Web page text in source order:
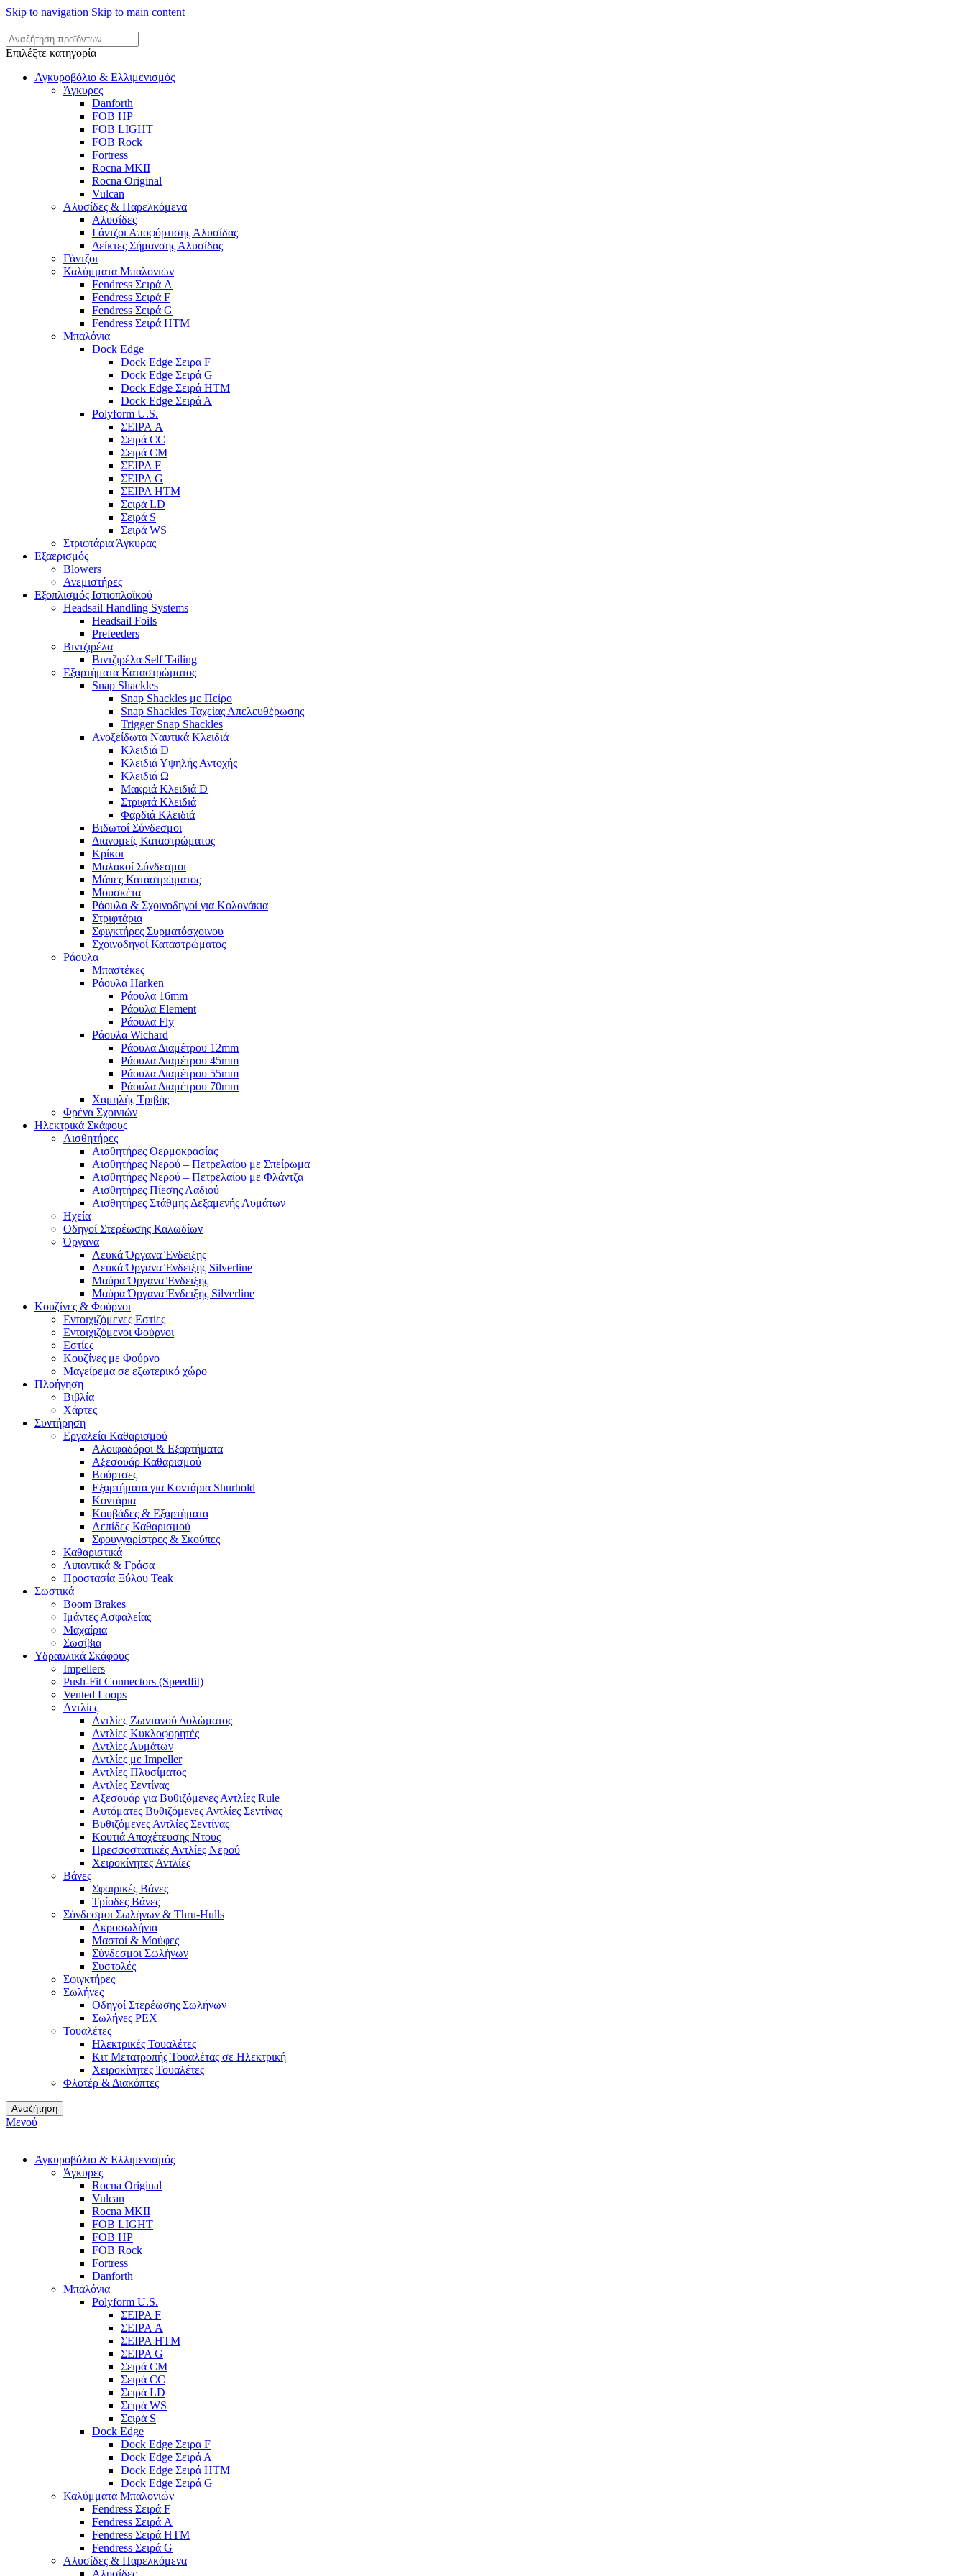
Skip to navigation Skip to main content
Επιλέξτε κατηγορία
Αγκυροβόλιο & Ελλιμενισμός
Άγκυρες
Danforth
FOB HP
FOB LIGHT
FOB Rock
Fortress
Rocna MKII
Rocna Original
Vulcan
Αλυσίδες & Παρελκόμενα
Αλυσίδες
Γάντζοι Αποφόρτισης Αλυσίδας
Δείκτες Σήμανσης Αλυσίδας
Γάντζοι
Καλύμματα Μπαλονιών
Fendress Σειρά A
Fendress Σειρά F
Fendress Σειρά G
Fendress Σειρά HTM
Μπαλόνια
Dock Edge
Dock Edge Σειρα F
Dock Edge Σειρά G
Dock Edge Σειρά HTM
Dock Edge Σειρά Α
Polyform U.S.
ΣΕΙΡΑ A
Σειρά CC
Σειρά CM
ΣΕΙΡΑ F
ΣΕΙΡΑ G
ΣΕΙΡΑ HTM
Σειρά LD
Σειρά S
Σειρά WS
Στριφτάρια Άγκυρας
Εξαερισμός
Blowers
Ανεμιστήρες
Εξοπλισμός Ιστιοπλοϊκού
Headsail Handling Systems
Headsail Foils
Prefeeders
Βιντζιρέλα
Βιντζιρέλα Self Tailing
Εξαρτήματα Καταστρώματος
Snap Shackles
Snap Shackles με Πείρο
Snap Shackles Ταχείας Απελευθέρωσης
Trigger Snap Shackles
Ανοξείδωτα Ναυτικά Κλειδιά
Κλειδιά D
Κλειδιά Υψηλής Αντοχής
Κλειδιά Ω
Μακριά Κλειδιά D
Στριφτά Κλειδιά
Φαρδιά Κλειδιά
Βιδωτοί Σύνδεσμοι
Διανομείς Καταστρώματος
Κρίκοι
Μαλακοί Σύνδεσμοι
Μάπες Καταστρώματος
Μουσκέτα
Ράουλα & Σχοινοδηγοί για Κολονάκια
Στριφτάρια
Σφιγκτήρες Συρματόσχοινου
Σχοινοδηγοί Καταστρώματος
Ράουλα
Μπαστέκες
Ράουλα Harken
Ράουλα 16mm
Ράουλα Element
Ράουλα Fly
Ράουλα Wichard
Ράουλα Διαμέτρου 12mm
Ράουλα Διαμέτρου 45mm
Ράουλα Διαμέτρου 55mm
Ράουλα Διαμέτρου 70mm
Χαμηλής Τριβής
Φρένα Σχοινιών
Ηλεκτρικά Σκάφους
Αισθητήρες
Αισθητήρες Θερμοκρασίας
Αισθητήρες Νερού – Πετρελαίου με Σπείρωμα
Αισθητήρες Νερού – Πετρελαίου με Φλάντζα
Αισθητήρες Πίεσης Λαδιού
Αισθητήρες Στάθμης Δεξαμενής Λυμάτων
Ηχεία
Οδηγοί Στερέωσης Καλωδίων
Όργανα
Λευκά Όργανα Ένδειξης
Λευκά Όργανα Ένδειξης Silverline
Μαύρα Όργανα Ένδειξης
Μαύρα Όργανα Ένδειξης Silverline
Κουζίνες & Φούρνοι
Εντοιχιζόμενες Εστίες
Εντοιχιζόμενοι Φούρνοι
Εστίες
Κουζίνες με Φούρνο
Μαγείρεμα σε εξωτερικό χώρο
Πλοήγηση
Βιβλία
Χάρτες
Συντήρηση
Εργαλεία Καθαρισμού
Αλοιφαδόροι & Εξαρτήματα
Αξεσουάρ Καθαρισμού
Βούρτσες
Εξαρτήματα για Κοντάρια Shurhold
Κοντάρια
Κουβάδες & Εξαρτήματα
Λεπίδες Καθαρισμού
Σφουγγαρίστρες & Σκούπες
Καθαριστικά
Λιπαντικά & Γράσα
Προστασία Ξύλου Teak
Σωστικά
Boom Brakes
Ιμάντες Ασφαλείας
Μαχαίρια
Σωσίβια
Υδραυλικά Σκάφους
Impellers
Push-Fit Connectors (Speedfit)
Vented Loops
Αντλίες
Αντλίες Ζωντανού Δολώματος
Αντλίες Κυκλοφορητές
Αντλίες Λυμάτων
Αντλίες με Impeller
Αντλίες Πλυσίματος
Αντλίες Σεντίνας
Αξεσουάρ για Βυθιζόμενες Αντλίες Rule
Αυτόματες Βυθιζόμενες Αντλίες Σεντίνας
Βυθιζόμενες Αντλίες Σεντίνας
Κουτιά Αποχέτευσης Ντους
Πρεσσοστατικές Αντλίες Νερού
Χειροκίνητες Αντλίες
Βάνες
Σφαιρικές Βάνες
Τρίοδες Βάνες
Σύνδεσμοι Σωλήνων & Thru-Hulls
Ακροσωλήνια
Μαστοί & Μούφες
Σύνδεσμοι Σωλήνων
Συστολές
Σφιγκτήρες
Σωλήνες
Οδηγοί Στερέωσης Σωλήνων
Σωλήνες PEX
Τουαλέτες
Ηλεκτρικές Τουαλέτες
Κιτ Μετατροπής Τουαλέτας σε Ηλεκτρική
Χειροκίνητες Τουαλέτες
Φλοτέρ & Διακόπτες
Αναζήτηση
Μενού
Αγκυροβόλιο & Ελλιμενισμός
Άγκυρες
Rocna Original
Vulcan
Rocna MKII
FOB LIGHT
FOB HP
FOB Rock
Fortress
Danforth
Μπαλόνια
Polyform U.S.
ΣΕΙΡΑ F
ΣΕΙΡΑ A
ΣΕΙΡΑ HTM
ΣΕΙΡΑ G
Σειρά CM
Σειρά CC
Σειρά LD
Σειρά WS
Σειρά S
Dock Edge
Dock Edge Σειρα F
Dock Edge Σειρά Α
Dock Edge Σειρά HTM
Dock Edge Σειρά G
Καλύμματα Μπαλονιών
Fendress Σειρά F
Fendress Σειρά A
Fendress Σειρά HTM
Fendress Σειρά G
Αλυσίδες & Παρελκόμενα
Αλυσίδες